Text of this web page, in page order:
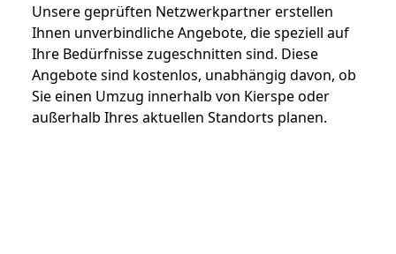
Unsere geprüften Netzwerkpartner erstellen
Ihnen unverbindliche Angebote, die speziell auf
Ihre Bedürfnisse zugeschnitten sind. Diese
Angebote sind kostenlos, unabhängig davon, ob
Sie einen Umzug innerhalb von Kierspe oder
außerhalb Ihres aktuellen Standorts planen.